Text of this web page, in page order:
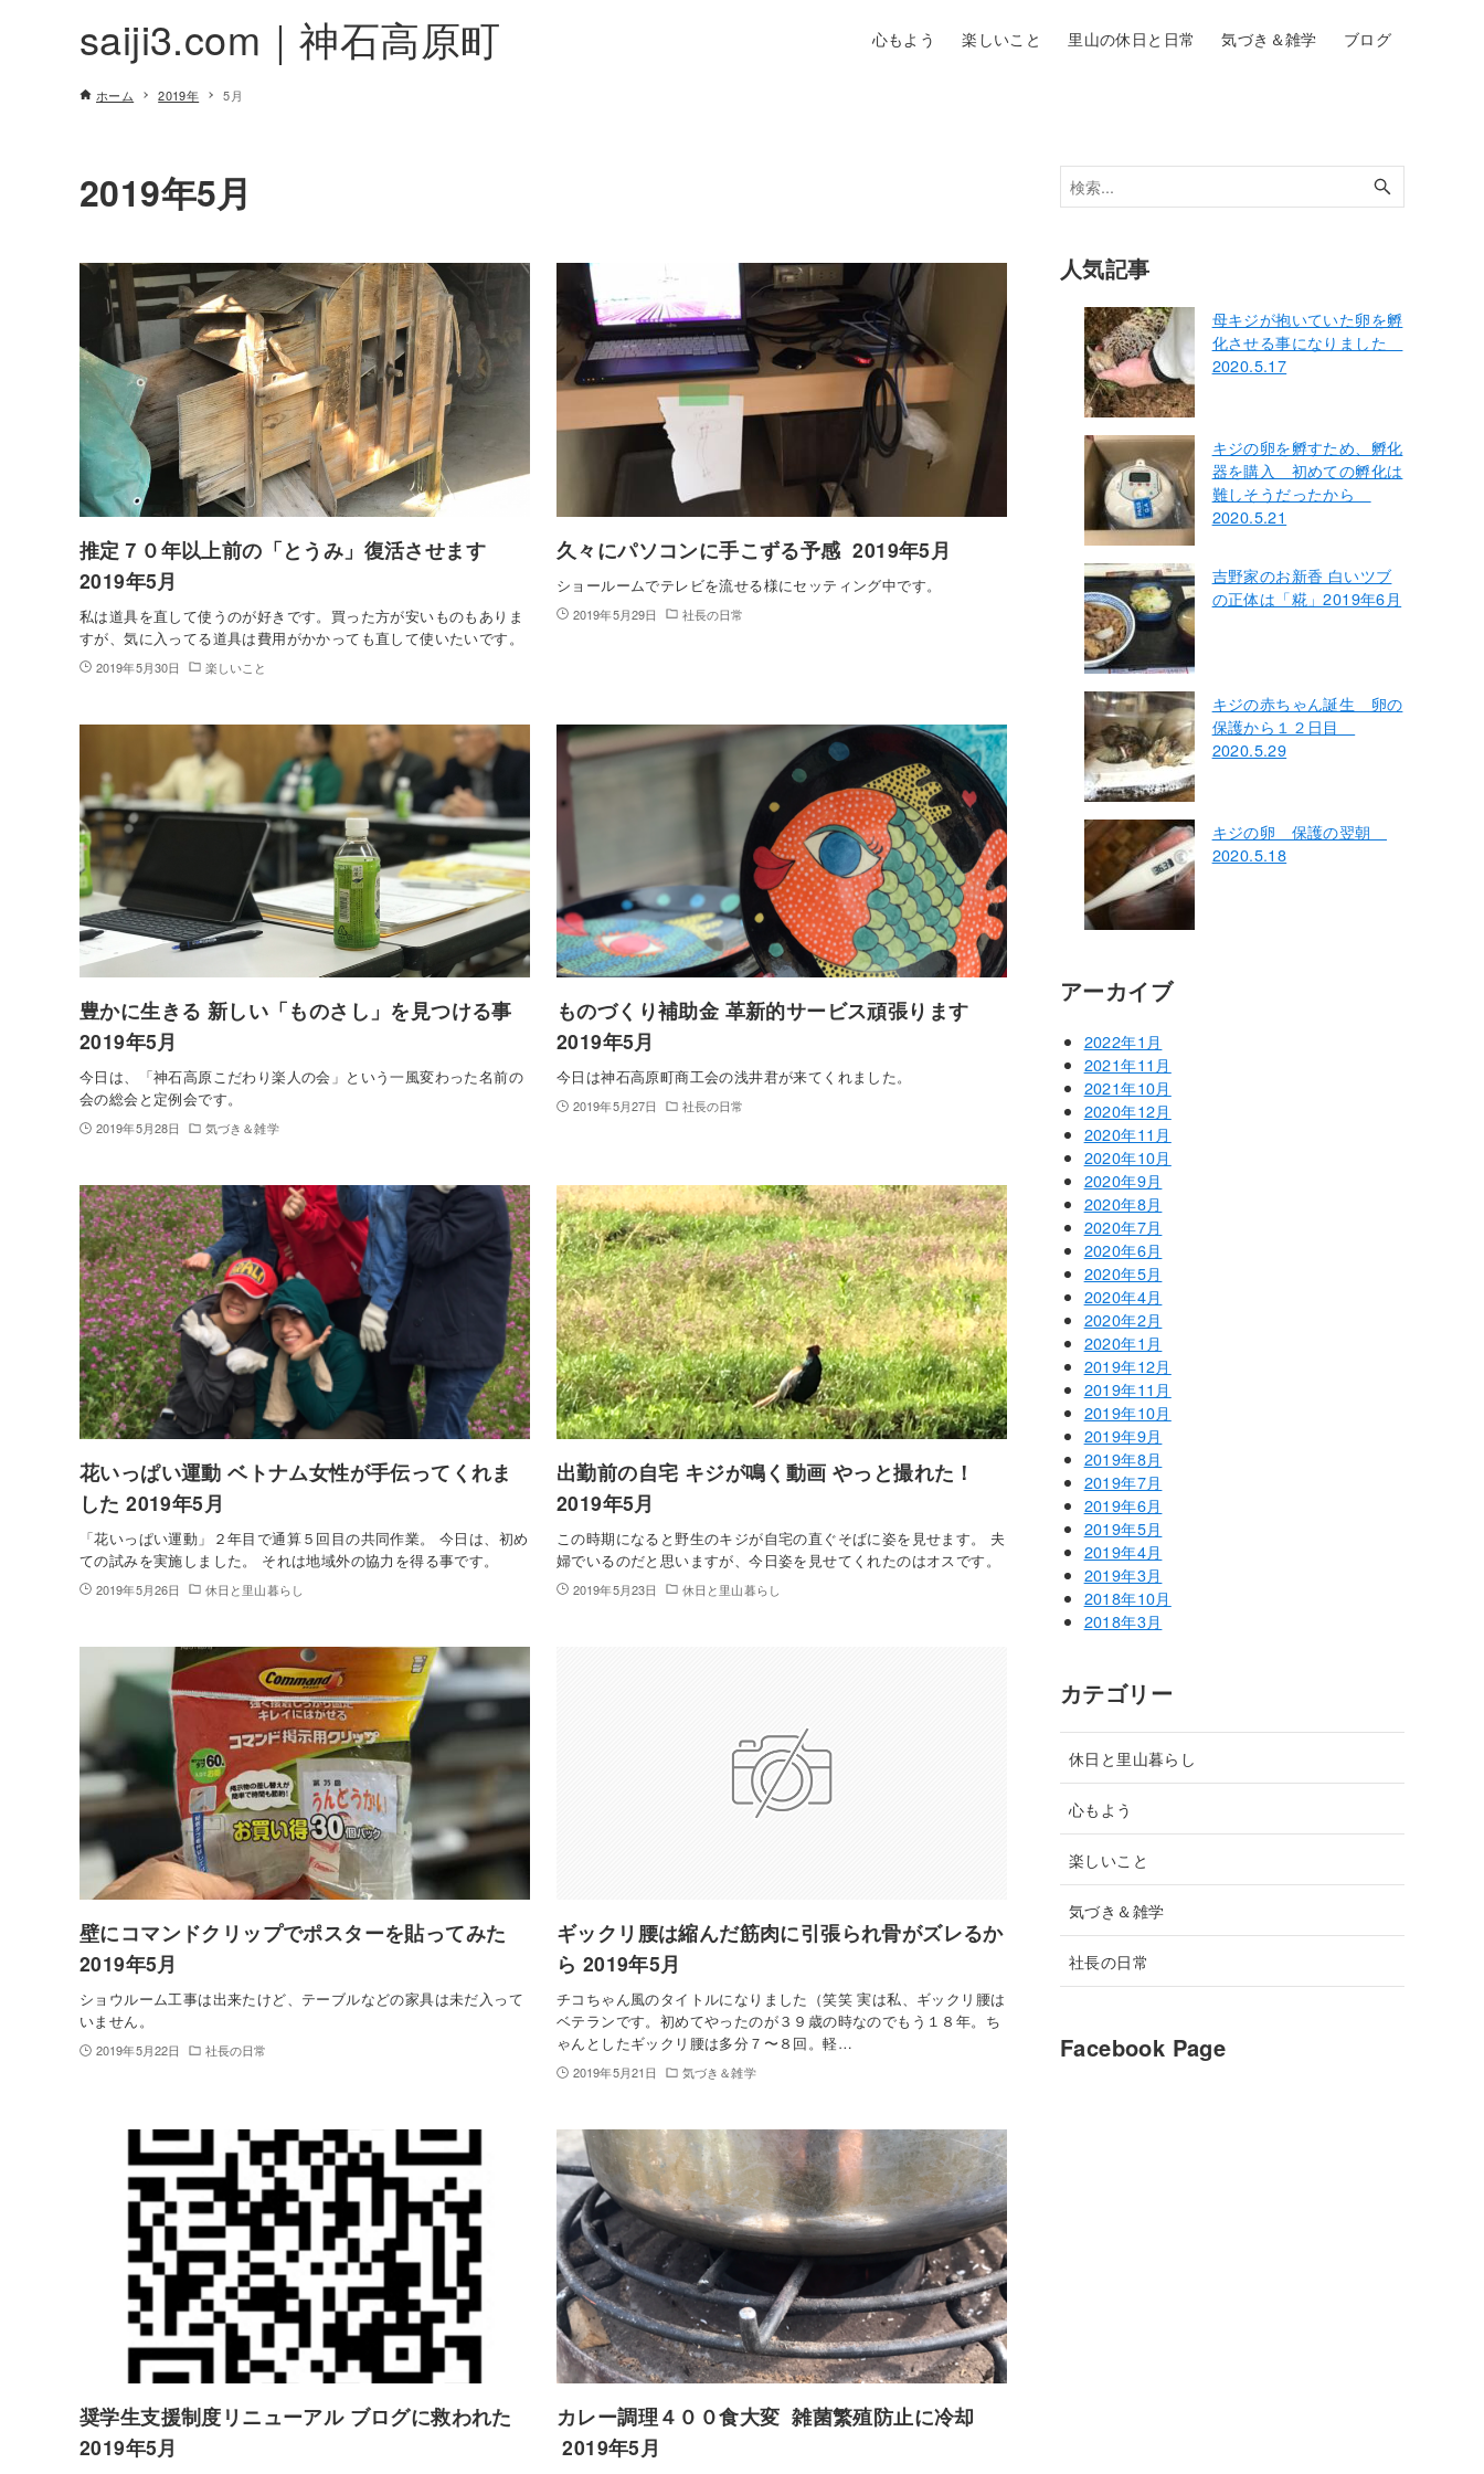
saiji3.com｜神石高原町 心もよう 楽しいこと 里山の休日と日常 気づき＆雑学 ブログ
ホーム 2019年 5月
2019年5月
推定７０年以上前の「とうみ」復活させます
2019年5月
私は道具を直して使うのが好きです。買った方が安いものもありま
すが、気に入ってる道具は費用がかかっても直して使いたいです。
2019年5月30日 楽しいこと
久々にパソコンに手こずる予感 2019年5月
ショールームでテレビを流せる様にセッティング中です。
2019年5月29日 社長の日常
豊かに生きる 新しい「ものさし」を見つける事
2019年5月
今日は、「神石高原こだわり楽人の会」という一風変わった名前の
会の総会と定例会です。
2019年5月28日 気づき＆雑学
ものづくり補助金 革新的サービス頑張ります
2019年5月
今日は神石高原町商工会の浅井君が来てくれました。
2019年5月27日 社長の日常
花いっぱい運動 ベトナム女性が手伝ってくれま
した 2019年5月
「花いっぱい運動」２年目で通算５回目の共同作業。 今日は、初め
ての試みを実施しました。 それは地域外の協力を得る事です。
2019年5月26日 休日と里山暮らし
出勤前の自宅 キジが鳴く動画 やっと撮れた！
2019年5月
この時期になると野生のキジが自宅の直ぐそばに姿を見せます。 夫
婦でいるのだと思いますが、今日姿を見せてくれたのはオスです。
2019年5月23日 休日と里山暮らし
壁にコマンドクリップでポスターを貼ってみた
2019年5月
ショウルーム工事は出来たけど、テーブルなどの家具は未だ入って
いません。
2019年5月22日 社長の日常
ギックリ腰は縮んだ筋肉に引張られ骨がズレるか
ら 2019年5月
チコちゃん風のタイトルになりました（笑笑 実は私、ギックリ腰は
ベテランです。初めてやったのが３９歳の時なのでもう１８年。ち
ゃんとしたギックリ腰は多分７〜８回。軽…
2019年5月21日 気づき＆雑学
奨学生支援制度リニューアル ブログに救われた
2019年5月
カレー調理４００食大変 雑菌繁殖防止に冷却
2019年5月
人気記事
母キジが抱いていた卵を孵
化させる事になりました
2020.5.17
キジの卵を孵すため、孵化
器を購入 初めての孵化は
難しそうだったから
2020.5.21
吉野家のお新香 白いツブ
の正体は「糀」2019年6月
キジの赤ちゃん誕生 卵の
保護から１２日目
2020.5.29
キジの卵 保護の翌朝
2020.5.18
アーカイブ
2022年1月
2021年11月
2021年10月
2020年12月
2020年11月
2020年10月
2020年9月
2020年8月
2020年7月
2020年6月
2020年5月
2020年4月
2020年2月
2020年1月
2019年12月
2019年11月
2019年10月
2019年9月
2019年8月
2019年7月
2019年6月
2019年5月
2019年4月
2019年3月
2018年10月
2018年3月
カテゴリー
休日と里山暮らし
心もよう
楽しいこと
気づき＆雑学
社長の日常
Facebook Page